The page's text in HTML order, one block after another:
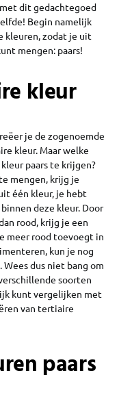
dit gedachtegoed
Begin namelijk
kleuren, zodat je uit
mengen: paars!
kleur
je de zogenoemde
kleur. Maar welke
paars te krijgen?
mengen, krijg je
één kleur, je hebt
deze kleur. Door
rood, krijg je een
meer rood toevoegt in
kun je nog
dus niet bang om
soorten
kunt vergelijken met
van tertiaire
paars